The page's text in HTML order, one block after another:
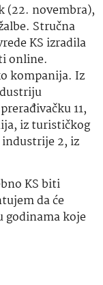
(22. novembra),
Stručna
KS izradila
online.
kompanija. Iz
11,
iz turističkog
2, iz
KS biti
da će
godinama koje